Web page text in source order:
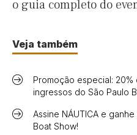
o guia completo do
Veja também
Promoção especial:
ingressos do São Paulo
Assine NÁUTICA e
Boat Show!